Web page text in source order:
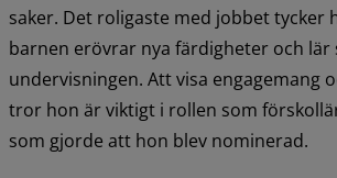
saker. Det roligaste med jobbet tycker
barnen erövrar nya färdigheter och lär
undervisningen. Att visa engagemang
tror hon är viktigt i rollen som
som gjorde att hon blev nominerad.